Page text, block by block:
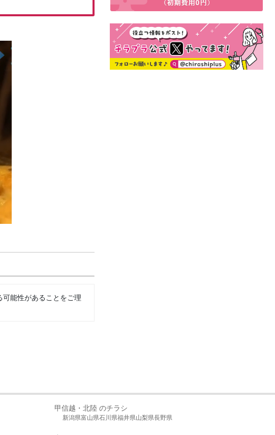
能性があることをご理
甲信越・北陸 のチラシ
新潟県富山県石川県福井県山梨県長野県